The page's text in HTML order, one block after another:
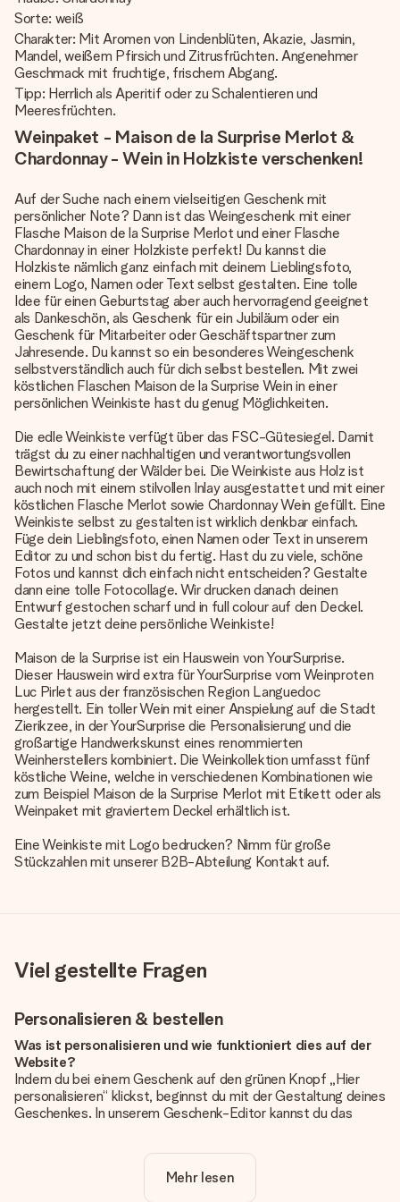
Sorte: weiß
Charakter: Mit Aromen von Lindenblüten, Akazie, Jasmin,
Mandel, weißem Pfirsich und Zitrusfrüchten. Angenehmer
Geschmack mit fruchtige, frischem Abgang.
Tipp: Herrlich als Aperitif oder zu Schalentieren und
Meeresfrüchten.
Weinpaket - Maison de la Surprise Merlot &
Chardonnay - Wein in Holzkiste verschenken!
Auf der Suche nach einem vielseitigen Geschenk mit
persönlicher Note? Dann ist das Weingeschenk mit einer
Flasche Maison de la Surprise Merlot und einer Flasche
Chardonnay in einer Holzkiste perfekt! Du kannst die
Holzkiste nämlich ganz einfach mit deinem Lieblingsfoto,
einem Logo, Namen oder Text selbst gestalten. Eine tolle
Idee für einen Geburtstag aber auch hervorragend geeignet
als Dankeschön, als Geschenk für ein Jubiläum oder ein
Geschenk für Mitarbeiter oder Geschäftspartner zum
Jahresende. Du kannst so ein besonderes Weingeschenk
selbstverständlich auch für dich selbst bestellen. Mit zwei
köstlichen Flaschen Maison de la Surprise Wein in einer
persönlichen Weinkiste hast du genug Möglichkeiten.
Die edle Weinkiste verfügt über das FSC-Gütesiegel. Damit
trägst du zu einer nachhaltigen und verantwortungsvollen
Bewirtschaftung der Wälder bei. Die Weinkiste aus Holz ist
auch noch mit einem stilvollen Inlay ausgestattet und mit einer
köstlichen Flasche Merlot sowie Chardonnay Wein gefüllt. Eine
Weinkiste selbst zu gestalten ist wirklich denkbar einfach.
Füge dein Lieblingsfoto, einen Namen oder Text in unserem
Editor zu und schon bist du fertig. Hast du zu viele, schöne
Fotos und kannst dich einfach nicht entscheiden? Gestalte
dann eine tolle Fotocollage. Wir drucken danach deinen
Entwurf gestochen scharf und in full colour auf den Deckel.
Gestalte jetzt deine persönliche Weinkiste!
Maison de la Surprise ist ein Hauswein von YourSurprise.
Dieser Hauswein wird extra für YourSurprise vom Weinproten
Luc Pirlet aus der französischen Region Languedoc
hergestellt. Ein toller Wein mit einer Anspielung auf die Stadt
Zierikzee, in der YourSurprise die Personalisierung und die
großartige Handwerkskunst eines renommierten
Weinherstellers kombiniert. Die Weinkollektion umfasst fünf
köstliche Weine, welche in verschiedenen Kombinationen wie
zum Beispiel Maison de la Surprise Merlot mit Etikett oder als
Weinpaket mit graviertem Deckel erhältlich ist.
Eine Weinkiste mit Logo bedrucken? Nimm für große
Stückzahlen mit unserer B2B-Abteilung Kontakt auf.
Viel gestellte Fragen
Personalisieren & bestellen
Was ist personalisieren und wie funktioniert dies auf der
Website?
Indem du bei einem Geschenk auf den grünen Knopf „Hier
personalisieren“ klickst, beginnst du mit der Gestaltung deines
Geschenkes. In unserem Geschenk-Editor kannst du das
noch eines unserer angebotenen Designs, um deinem
Geschenk die perfekte Ausstrahlung zu verleihen.
Mehr lesen